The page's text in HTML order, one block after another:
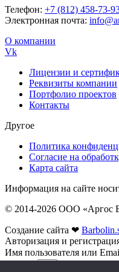
Телефон: +7 (812) 458-73-
Электронная почта:
О компании
Vk
Лицензии и
Реквизиты компании
Портфолио проектов
Контакты
Другое
Политика
Согласие на
Карта сайта
Информация на сайте
© 2014-2026 ООО «Аргос
Создание сайта ❤
Авторизация и
Имя пользователя или